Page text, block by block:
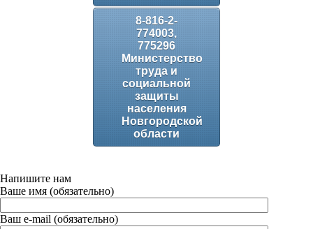
8-816-2-
774003,
775296
Министерство
труда и
социальной
защиты
населения
Новгородской
области
Напишите нам
Ваше имя (обязательно)
Ваш e-mail (обязательно)